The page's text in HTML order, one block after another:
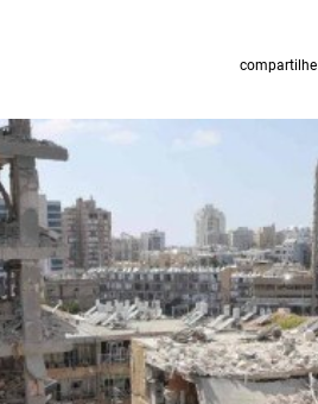
compartilhe